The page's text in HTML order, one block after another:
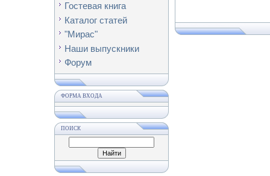
Гостевая книга
Каталог статей
"Мирас"
Наши выпускники
Форум
ФОРМА ВХОДА
ПОИСК